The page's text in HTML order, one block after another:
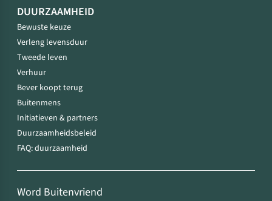
DUURZAAMHEID
Bewuste keuze
Verleng levensduur
Tweede leven
Verhuur
Bever koopt terug
Buitenmens
Initiatieven & partners
Duurzaamheidsbeleid
FAQ: duurzaamheid
Word Buitenvriend